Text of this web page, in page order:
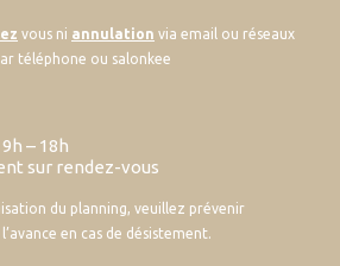
vous ni annulation via email ou réseaux
téléphone ou salonkee
9h – 18h
sur rendez-vous
du planning, veuillez prévenir
en cas de désistement.